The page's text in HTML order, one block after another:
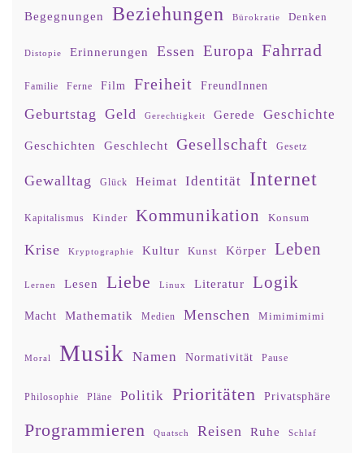
Begegnungen Beziehungen Bürokratie Denken
Distopie Erinnerungen Essen Europa Fahrrad
Familie Ferne Film Freiheit FreundInnen
Geburtstag Geld Gerechtigkeit Gerede Geschichte
Geschichten Geschlecht Gesellschaft Gesetz
Gewalltag Glück Heimat Identität Internet
Kapitalismus Kinder Kommunikation Konsum
Krise Kryptographie Kultur Kunst Körper Leben
Lernen Lesen Liebe Linux Literatur Logik
Macht Mathematik Medien Menschen Mimimimimi
Moral Musik Namen Normativität Pause
Philosophie Pläne Politik Prioritäten Privatsphäre
Programmieren Quatsch Reisen Ruhe Schlaf